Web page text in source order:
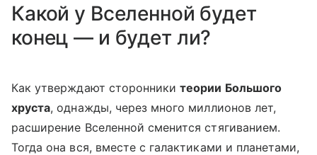
Какой у Вселенной будет
конец — и будет ли?
Как утверждают сторонникитеории Большого
хруста, однажды, через много миллионов лет,
расширение Вселенной сменится стягиванием.
Тогда она вся, вместе с галактиками и планетами,